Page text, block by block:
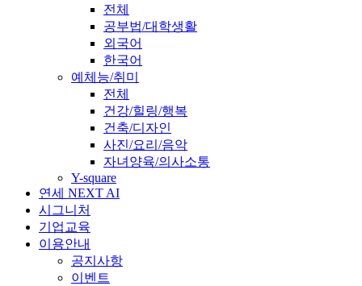
전체
공부법/대학생활
외국어
한국어
예체능/취미
전체
건강/힐링/행복
건축/디자인
사진/요리/음악
자녀양육/의사소통
Y-square
연세 NEXT AI
시그니처
기업교육
이용안내
공지사항
이벤트